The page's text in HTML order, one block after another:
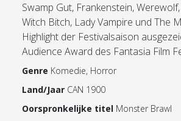
Swamp Gut, Frankenstein,
Witch Bitch, Lady Vampire und The
Highlight der Festivalsaison
Audience Award des Fantasia Film
Genre Komedie, Horror
Land/Jaar CAN 1900
Oorspronkelijke titel Monster Brawl